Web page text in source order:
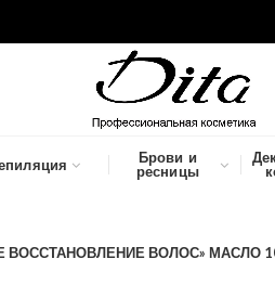
Брови и
ресницы
ВОССТАНОВЛЕНИЕ ВОЛОС» МАСЛО